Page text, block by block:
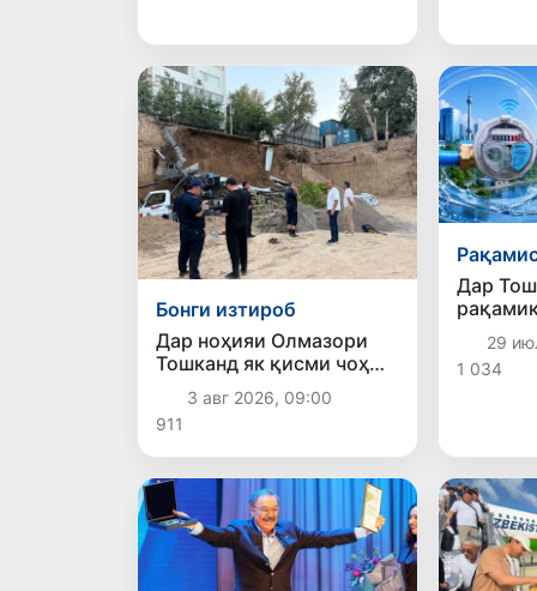
Бонги изтироб
Дар ноҳияи Олмазори
Тошканд як қисми чоҳ
фурӯ рехт: комиссияи
махсус
3 авг 2026, 09:00
911
Дар
дорад:
29
1 034